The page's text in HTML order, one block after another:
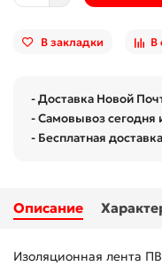
В закладки В
- Доставка Новой
- Самовывоз сегодня
- Бесплатная
Описание
Изоляционная лента